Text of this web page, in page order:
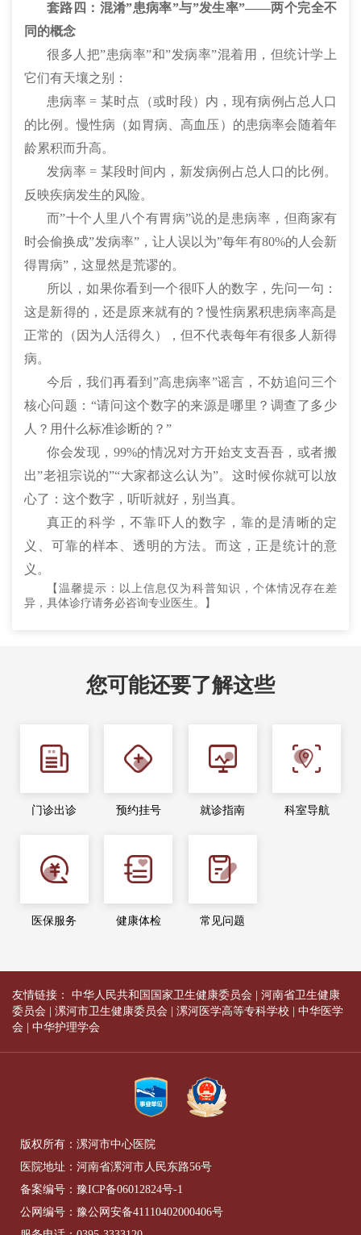
套路四：混淆”患病率”与”发生率”——两个完全不
同的概念
很多人把”患病率”和”发病率”混着用，但统计学上
它们有天壤之别：
患病率 = 某时点（或时段）内，现有病例占总人口
的比例。慢性病（如胃病、高血压）的患病率会随着年
龄累积而升高。
发病率 = 某段时间内，新发病例占总人口的比例。
反映疾病发生的风险。
而”十个人里八个有胃病”说的是患病率，但商家有
时会偷换成”发病率”，让人误以为”每年有80%的人会新
得胃病”，这显然是荒谬的。
所以，如果你看到一个很吓人的数字，先问一句：
这是新得的，还是原来就有的？慢性病累积患病率高是
正常的（因为人活得久），但不代表每年有很多人新得
病。
今后，我们再看到”高患病率”谣言，不妨追问三个
核心问题：“请问这个数字的来源是哪里？调查了多少
人？用什么标准诊断的？”
你会发现，99%的情况对方开始支支吾吾，或者搬
出”老祖宗说的”“大家都这么认为”。这时候你就可以放
心了：这个数字，听听就好，别当真。
真正的科学，不靠吓人的数字，靠的是清晰的定
义、可靠的样本、透明的方法。而这，正是统计的意
义。
【温馨提示：以上信息仅为科普知识，个体情况存在差
异，具体诊疗请务必咨询专业医生。】
您可能还要了解这些
门诊出诊 预约挂号 就诊指南 科室导航
医保服务 健康体检 常见问题
友情链接： 中华人民共和国国家卫生健康委员会
河南省卫生健康
委员会
漯河市卫生健康委员会 漯河医学高等专科学校
中华医学
会
中华护理学会
版权所有：漯河市中心医院
医院地址：河南省漯河市人民东路56号
备案编号： 豫ICP备06012824号-1
公网编号： 豫公网安备41110402000406号